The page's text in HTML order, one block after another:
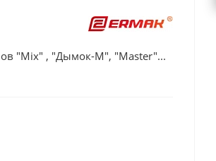
"Mix" , "Дымок-М", "Master"...